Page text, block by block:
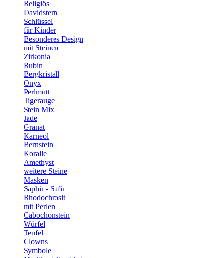
Religiös
Davidstern
Schlüssel
für Kinder
Besonderes Design
mit Steinen
Zirkonia
Rubin
Bergkristall
Onyx
Perlmutt
Tigerauge
Stein Mix
Jade
Granat
Karneol
Bernstein
Koralle
Amethyst
weitere Steine
Masken
Saphir - Safir
Rhodochrosit
mit Perlen
Cabochonstein
Würfel
Teufel
Clowns
Symbole